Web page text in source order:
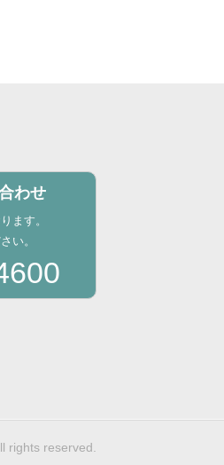
わせ
ます。
い。
rights reserved.